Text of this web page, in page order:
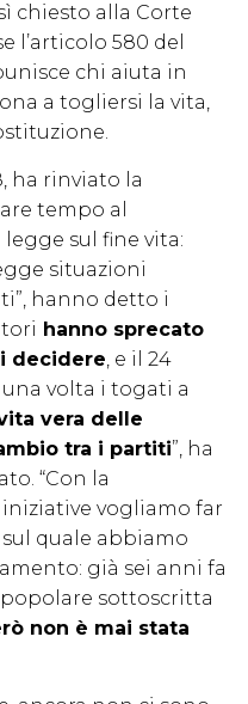
chiesto alla Corte
l’articolo 580 del
chi aiuta in
a togliersi la vita,
ha rinviato la
tempo al
sul fine vita:
situazioni
hanno detto i
hanno sprecato
decidere, e il 24
volta i togati a
vera delle
tra i partiti”, ha
“Con la
vogliamo far
quale abbiamo
già sei anni fa
sottoscritta
non è mai stata